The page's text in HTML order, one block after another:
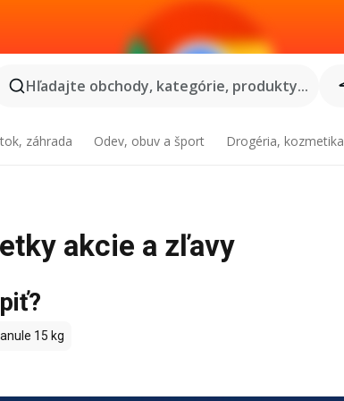
Hľadajte obchody, kategórie, produkty...
záhrada Odev, obuv a šport Drogéria, kozmetika
akcie a zľavy
15 kg